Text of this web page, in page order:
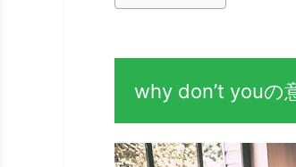
why don’t youの